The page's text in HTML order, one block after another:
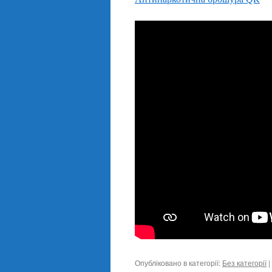
Опубліковано в категорії: Без категорії |